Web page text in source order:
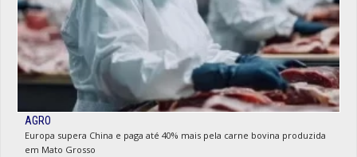
AGRO
Europa supera China e paga até 40% mais pela carne bovina produzida
em Mato Grosso